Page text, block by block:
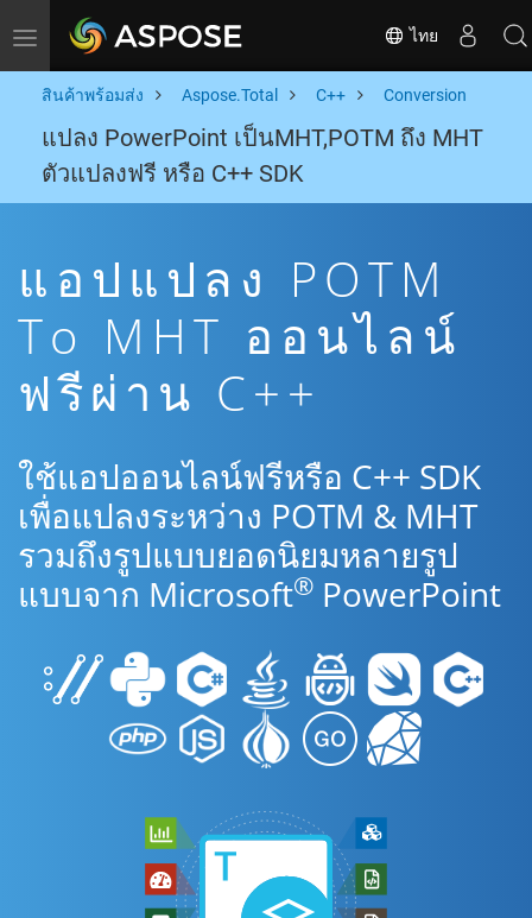
Toggle navigation ไทย
สินค้าพร้อมส่ง Aspose.Total C++ Conversion
แปลง PowerPoint เป็นMHT,POTM ถึง MHT
ตัวแปลงฟรี หรือ C++ SDK
แอปแปลง POTM
To MHT ออนไลน์
ฟรีผ่าน C++
ใช้แอปออนไลน์ฟรีหรือ C++ SDK
เพื่อแปลงระหว่าง POTM & MHT
รวมถึงรูปแบบยอดนิยมหลายรูป
แบบจาก Microsoft® PowerPoint